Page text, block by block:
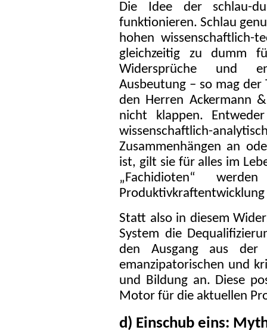
Die Idee der schlau-
funktionieren. Schlau
hohen wissenschaftlich-
gleichzeitig zu dumm
Widersprüche und
Ausbeutung – so mag
den Herren Ackermann
nicht klappen.
wissenschaftlich-
Zusammenhängen an
ist, gilt sie für alles im
„Fachidioten“
Statt also in diesem
System die
den Ausgang aus der
emanzipatorischen und
und Bildung an. Diese
Motor für die aktuellen
d) Einschub eins: